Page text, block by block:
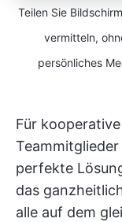
Teilen Sie
vermitteln,
persönliches
Für
Teammitglieder
perfekte
das
alle auf dem